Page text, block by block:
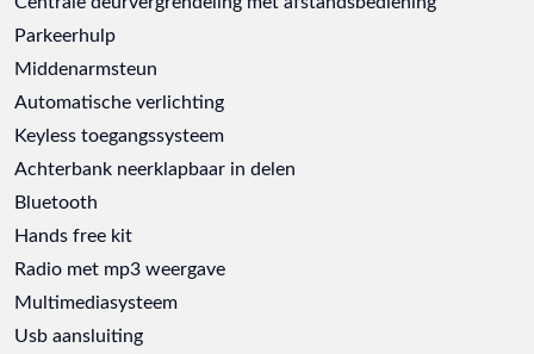
Parkeerhulp
Middenarmsteun
Automatische verlichting
Keyless toegangssysteem
Achterbank neerklapbaar in delen
Bluetooth
Hands free kit
Radio met mp3 weergave
Multimediasysteem
Usb aansluiting